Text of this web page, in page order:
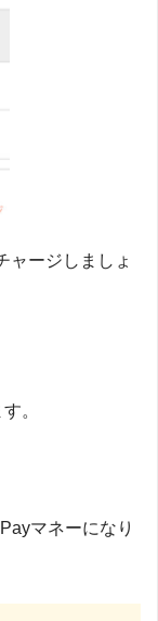
ャージしましょ
。
マネーになり